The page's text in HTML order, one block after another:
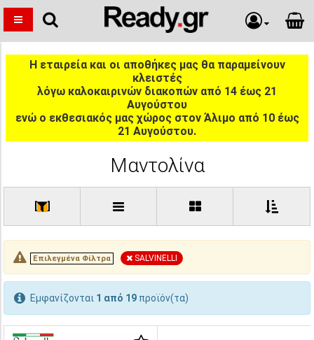
Η εταιρεία και οι αποθήκες μας θα παραμείνουν
κλειστές
λόγω καλοκαιρινών διακοπών από 14 έως 21
Αυγούστου
ενώ ο εκθεσιακός μας χώρος στον Άλιμο από 10 έως
21 Αυγούστου.
Μαντολίνα
[ ]
Επιλεγμένα Φίλτρα SALVINELLI
Εμφανίζονται 1 από 19 προϊόν(τα)